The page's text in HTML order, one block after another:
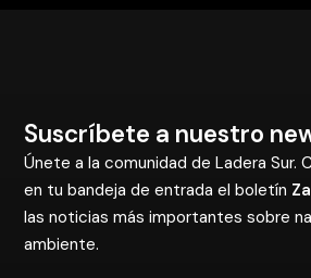
Suscríbete a nuestro
Únete a la comunidad de Ladera Sur.
en tu bandeja de entrada el boletín
las noticias más importantes sobre
ambiente.